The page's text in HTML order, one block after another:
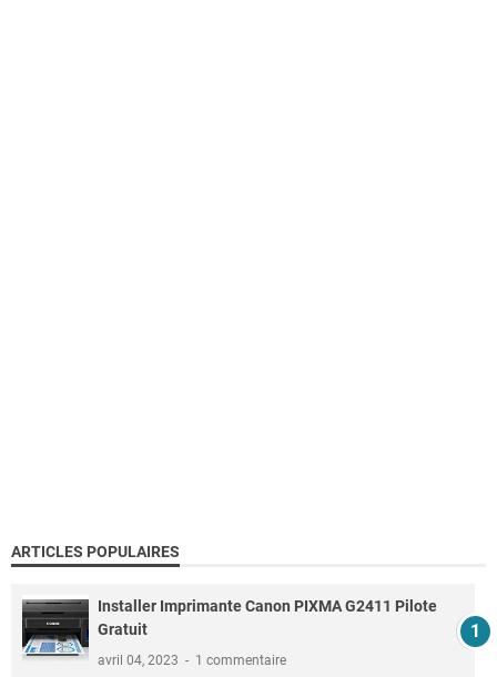
ARTICLES POPULAIRES
Installer Imprimante Canon PIXMA G2411 Pilote
Gratuit
avril 04, 2023 1 commentaire